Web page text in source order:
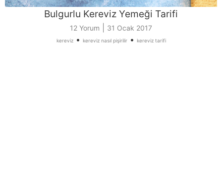
Bulgurlu Kereviz Yemeği Tarifi
12 Yorum 31 Ocak 2017
kereviz• kereviz nasıl pişirilir• kereviz tarifi